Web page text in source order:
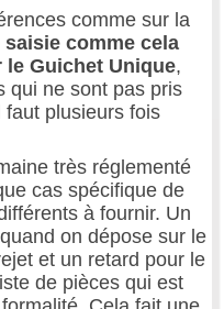
comme sur la
comme cela
Guichet Unique,
qui ne sont pas pris
plusieurs fois
très réglementé
cas spécifique de
à fournir. Un
on dépose sur le
et un retard pour le
de pièces qui est